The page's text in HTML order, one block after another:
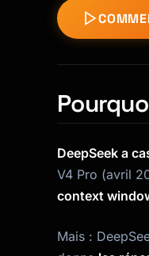
DeepSeek a
V4 Pro (avril
context
Mais :